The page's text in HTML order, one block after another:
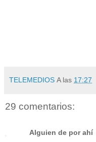
TELEMEDIOS A las 17:27
29 comentarios:
Alguien de por ahí